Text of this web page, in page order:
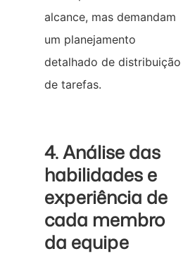
alcance, mas demandam
um planejamento
detalhado de distribuição
de tarefas.
4. Análise das
habilidades e
experiência de
cada membro
da equipe